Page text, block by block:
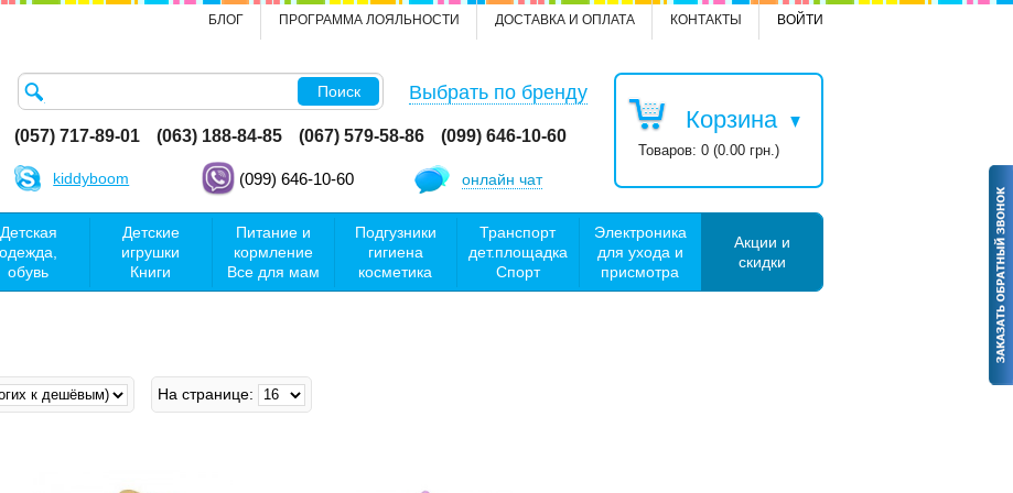
ВОЙТИ
КОНТАКТЫ
ДОСТАВКА И ОПЛАТА
ПРОГРАММА ЛОЯЛЬНОСТИ
БЛОГ
Поиск Выбрать по бренду
Корзина
Товаров: 0 (0.00 грн.)
(057) 717-89-01 (063) 188-84-85 (067) 579-58-86 (099) 646-10-60
kiddyboom (099) 646-10-60 онлайн чат
Детская
одежда,
обувь
Детские
игрушки
Книги
Питание и
кормление
Все для мам
Подгузники
гигиена
косметика
Транспорт
дет.площадка
Спорт
Электроника
для ухода и
присмотра
Акции и
скидки
На странице: